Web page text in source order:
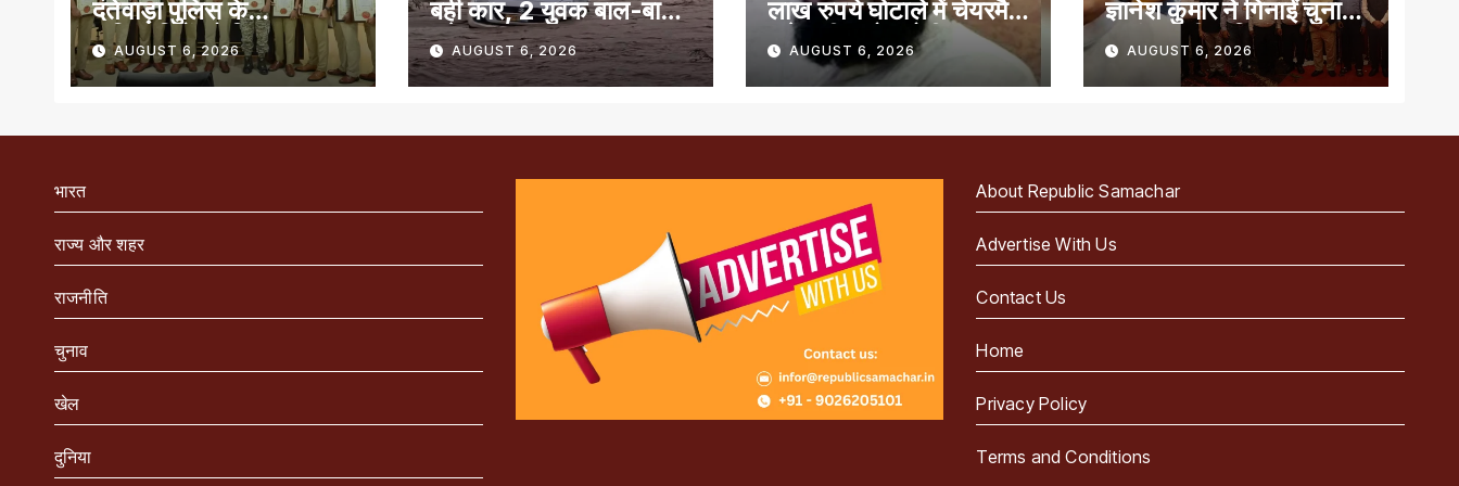
दंतेवाड़ा पुलिस के
अधिकारियों को किया
सम्मानित
AUGUST 6, 2026
बही कार, 2 युवक बाल-बाल
बचेAUGUST 6, 2026
लाख रुपये घोटाले में चेयरमैन
समेत तीन लोग दोषी
AUGUST 6, 2026
ज्ञानेश कुमार ने गिनाईं चुनाव
प्रबंधन की खूबियां
AUGUST 6, 2026
भारत
राज्य और शहर
राजनीति
चुनाव
खेल
दुनिया
About Republic Samachar
Advertise With Us
Contact Us
Home
Privacy Policy
Terms and Conditions